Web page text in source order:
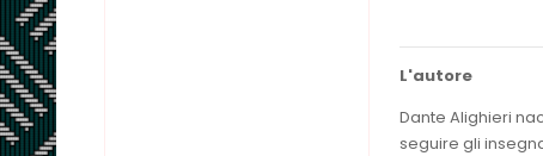
L'autore
Dante Alighieri
seguire gli